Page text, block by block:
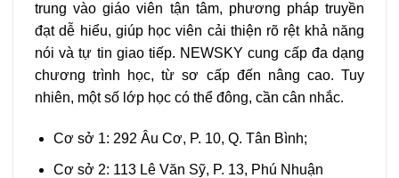
trung vào giáo viên tận tâm, phương pháp truyền
đạt dễ hiểu, giúp học viên cải thiện rõ rệt khả năng
nói và tự tin giao tiếp. NEWSKY cung cấp đa dạng
chương trình học, từ sơ cấp đến nâng cao. Tuy
nhiên, một số lớp học có thể đông, cần cân nhắc.
Cơ sở 1: 292 Âu Cơ, P. 10, Q. Tân Bình;
Cơ sở 2: 113 Lê Văn Sỹ, P. 13, Phú Nhuận